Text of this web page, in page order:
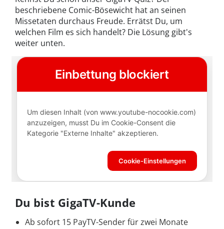
beschriebene Comic-Bösewicht hat an seinen
Missetaten durchaus Freude. Errätst Du, um
welchen Film es sich handelt? Die Lösung gibt's
weiter unten.
Du bist GigaTV-Kunde
Ab sofort 15 PayTV-Sender für zwei Monate